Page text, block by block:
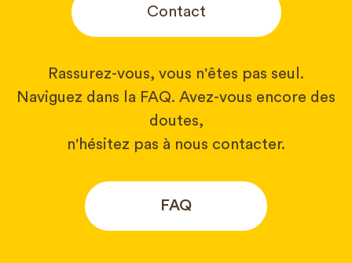
Contact
Rassurez-vous, vous n'êtes pas seul.
Naviguez dans la FAQ. Avez-vous encore des
doutes,
n'hésitez pas à nous contacter.
FAQ